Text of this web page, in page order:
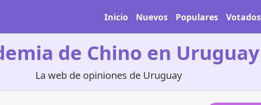
Inicio Nuevos Populares Votados
de Chino en Uruguay
La web de opiniones de Uruguay